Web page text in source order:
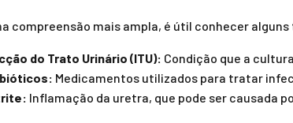
compreensão mais ampla, é útil conhecer
do Trato Urinário (ITU): Condição que a
Medicamentos utilizados para tratar
Inflamação da uretra, que pode ser causada